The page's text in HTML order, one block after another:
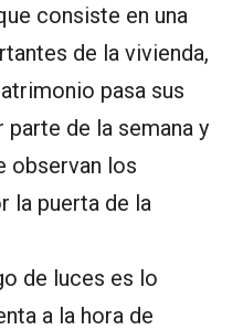
consiste en una
de la vivienda,
pasa sus
de la semana y
observan los
la puerta de la
de luces es lo
a la hora de